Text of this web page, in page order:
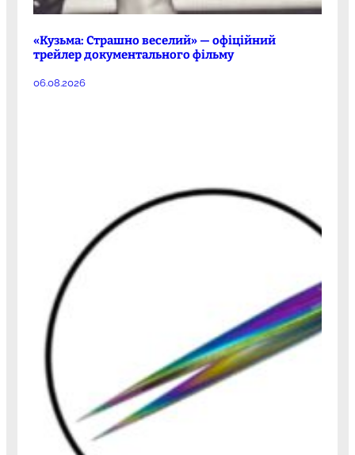
«Кузьма: Страшно веселий» — офіційний
трейлер документального фільму
06.08.2026